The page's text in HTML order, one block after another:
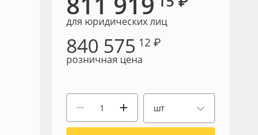
для юридических лиц
840 575 12 ₽
розничная цена
шт